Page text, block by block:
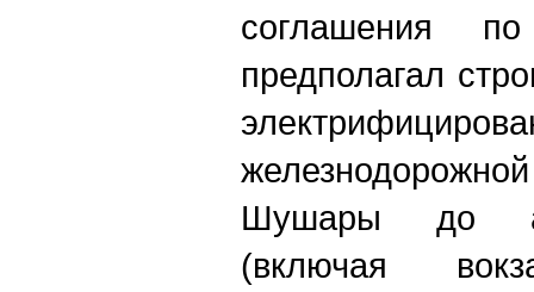
соглашения
предполагал
Шушары до
(включая